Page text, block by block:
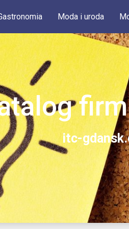
Moda i uroda
itc-